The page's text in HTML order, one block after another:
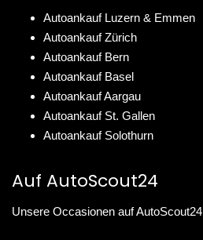
Autoankauf Luzern & Emmen
Autoankauf Zürich
Autoankauf Bern
Autoankauf Basel
Autoankauf Aargau
Autoankauf St. Gallen
Autoankauf Solothurn
Auf AutoScout24
Unsere Occasionen auf AutoScout24